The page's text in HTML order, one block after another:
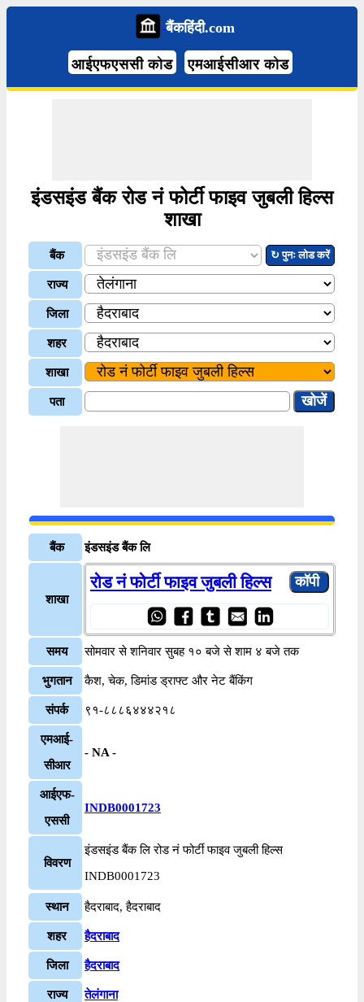
बैंकहिंदी.com
आईएफएससी कोड एमआईसीआर कोड
इंडसइंड बैंक रोड नं फोर्टी फाइव जुबली हिल्स
शाखा
बैंक ↻ पुनः लोड करें
राज्य
जिला
शहर
शाखा
पता
बैंक इंडसइंड बैंक लि
शाखा
रोड नं फोर्टी फाइव जुबली हिल्स
समय सोमवार से शनिवार सुबह १० बजे से शाम ४ बजे तक
भुगतान कैश, चेक, डिमांड ड्राफ्ट और नेट बैंकिंग
संपर्क ९१-८८८६४४४२१८
एमआई-
सीआर
- NA -
आईएफ-
एससी
INDB0001723
विवरण
इंडसइंड बैंक लि रोड नं फोर्टी फाइव जुबली हिल्स
INDB0001723
स्थान हैदराबाद, हैदराबाद
शहर हैदराबाद
जिला हैदराबाद
राज्य तेलंगाना